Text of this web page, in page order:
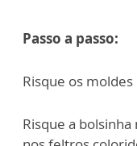
Passo a passo:
Risque os moldes
Risque a